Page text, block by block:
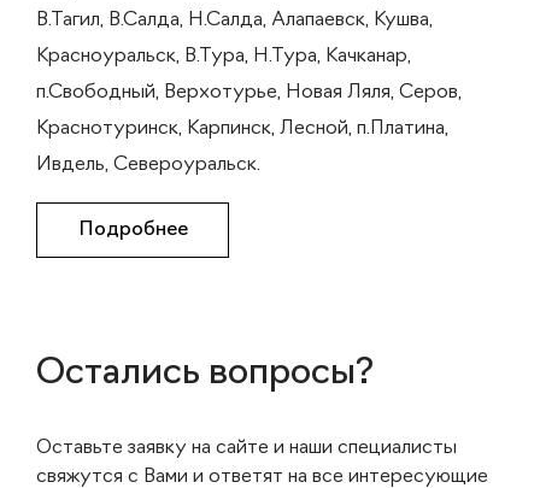
В.Тагил, В.Салда, Н.Салда, Алапаевск, Кушва,
Красноуральск, В.Тура, Н.Тура, Качканар,
п.Свободный, Верхотурье, Новая Ляля, Серов,
Краснотуринск, Карпинск, Лесной, п.Платина,
Ивдель, Североуральск.
Подробнее
Остались вопросы?
Оставьте заявку на сайте и наши специалисты
свяжутся с Вами и ответят на все интересующие